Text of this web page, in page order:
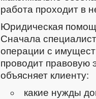
работа проходит в
Юридическая
Сначала
операции с
проводит правовую
объясняет клиенту:
какие нужды